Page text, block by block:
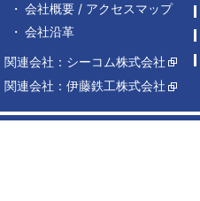
会社概要 / アクセスマップ
会社沿革
関連会社：シーコム株式会社
関連会社：伊藤鉄工株式会社